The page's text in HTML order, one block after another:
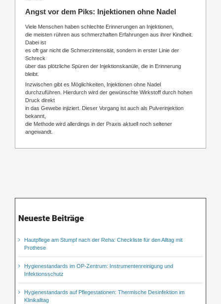
Angst vor dem Piks: Injektionen ohne Nadel
Viele Menschen haben schlechte Erinnerungen an Injektionen,
die meisten rühren aus schmerzhaften Erfahrungen aus ihrer Kindheit.
Dabei ist
es oft gar nicht die Schmerzintensität, sondern in erster Linie der
Schreck
über das plötzliche Spüren der Injektionskanüle, die in Erinnerung
bleibt.
Inzwischen gibt es Möglichkeiten, Injektionen ohne Nadel
durchzuführen. Hierdurch wird der gewünschte Wirkstoff durch hohen
Druck direkt
in das Gewebe injiziert. Dieser Vorgang ist auch als Pulverinjektion
bekannt,
die Methode wird allerdings in der Praxis aktuell noch seltener
angewandt.
Neueste Beiträge
Hautpflege am Stumpf nach der Reha: Checkliste für den Alltag mit
Prothese
Hygienestandards im OP-Zentrum: Instrumentenreinigung und
Infektionsschutz
Hygienestandards auf Pflegestationen: Thermische Desinfektion im
Klinikalltag